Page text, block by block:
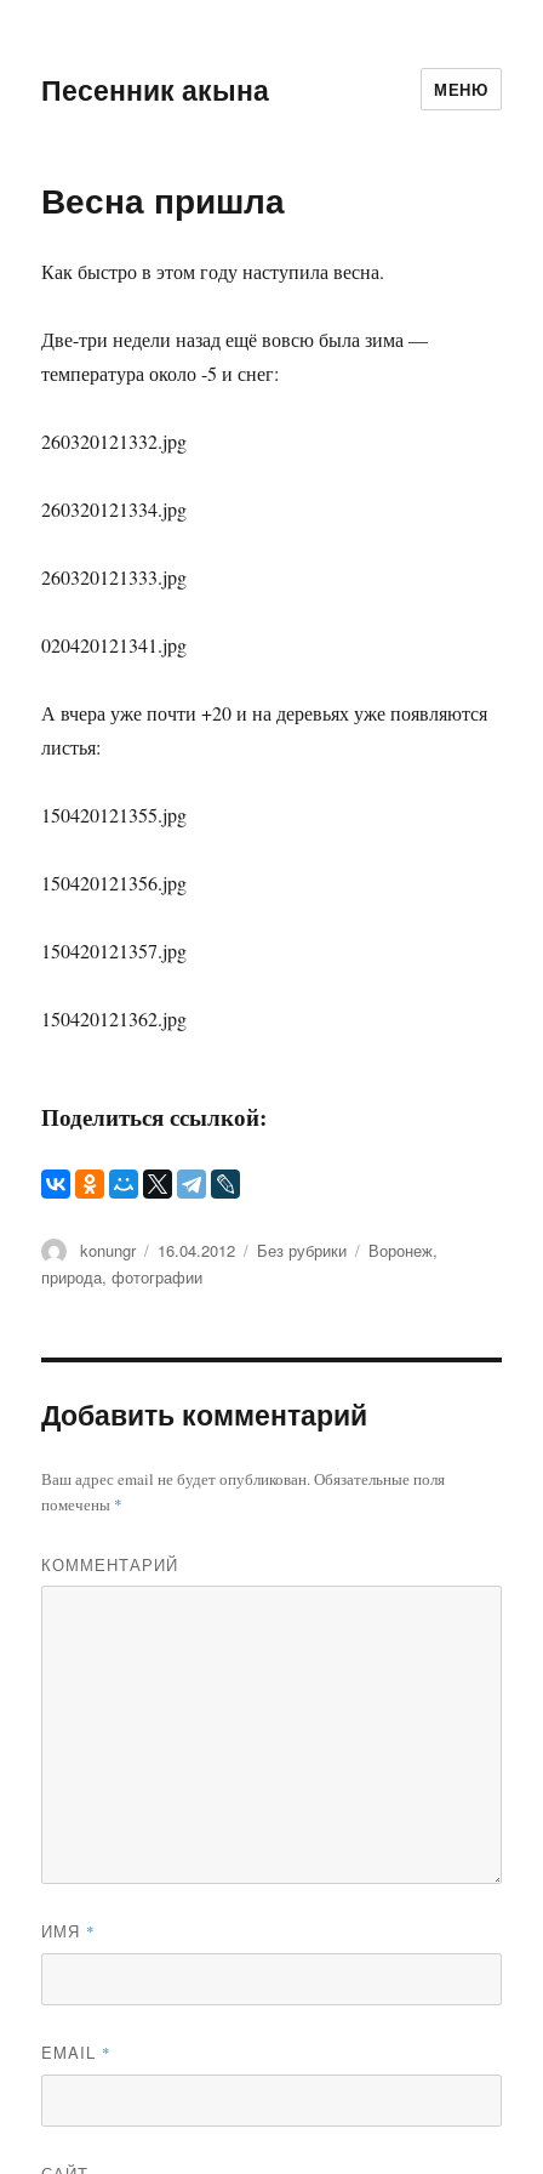
Песенник акына МЕНЮ
Весна пришла
Как быстро в этом году наступила весна.
Две-три недели назад ещё вовсю была зима —
температура около -5 и снег:
260320121332.jpg
260320121334.jpg
260320121333.jpg
020420121341.jpg
А вчера уже почти +20 и на деревьях уже появляются
листья:
150420121355.jpg
150420121356.jpg
150420121357.jpg
150420121362.jpg
Поделиться ссылкой:
Автор
konungr Опубликовано
16.04.2012 Рубрики
Без рубрики Метки
Воронеж,
природа,фотографии
Добавить комментарий
Ваш адрес email не будет опубликован.Обязательные поля
помечены *
КОММЕНТАРИЙ
ИМЯ *
EMAIL *